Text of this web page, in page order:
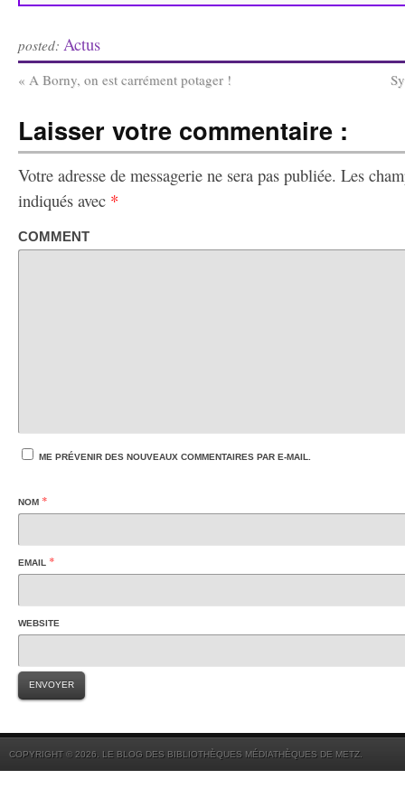
posted: Actus
« A Borny, on est carrément potager !
Laisser votre commentaire :
Votre adresse de messagerie ne sera pas publiée. Les
indiqués avec *
COMMENT
ME PRÉVENIR DES NOUVEAUX COMMENTAIRES PAR E-MAIL.
NOM *
EMAIL *
WEBSITE
COPYRIGHT © 2026. LE BLOG DES BIBLIOTHÈQUES MÉDIATHÈQUES DE METZ.